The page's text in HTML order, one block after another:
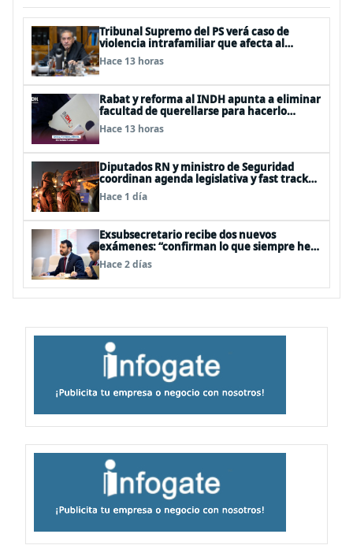
Tribunal Supremo del PS verá caso de
violencia intrafamiliar que afecta al
senador Fidel Espinoza
Hace 13 horas
Rabat y reforma al INDH apunta a eliminar
facultad de querellarse para hacerlo
“consultivo”
Hace 13 horas
Diputados RN y ministro de Seguridad
coordinan agenda legislativa y fast track
de proyectos
Hace 1 día
Exsubsecretario recibe dos nuevos
exámenes: “confirman lo que siempre he
dicho que no consumo droga”
Hace 2 días